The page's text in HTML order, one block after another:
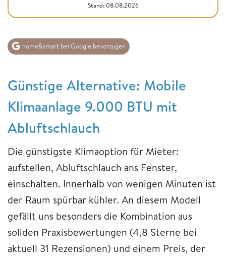
Stand: 08.08.2026
home&smart bei Google bevorzugen
Günstige Alternative: Mobile
Klimaanlage 9.000 BTU mit
Abluftschlauch
Die günstigste Klimaoption für Mieter:
aufstellen, Abluftschlauch ans Fenster,
einschalten. Innerhalb von wenigen Minuten ist
der Raum spürbar kühler. An diesem Modell
gefällt uns besonders die Kombination aus
soliden Praxisbewertungen (4,8 Sterne bei
aktuell 31 Rezensionen) und einem Preis, der